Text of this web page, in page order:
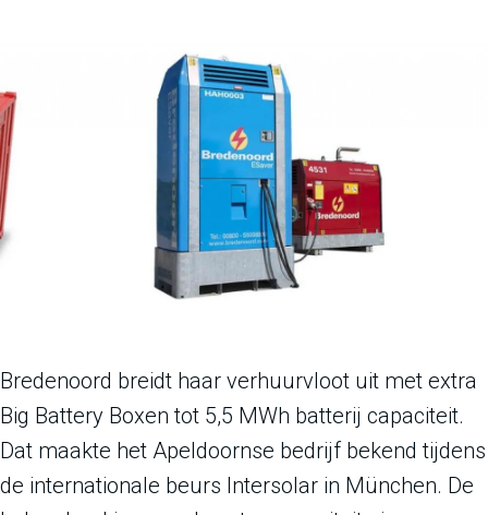
Bredenoord breidt haar verhuurvloot uit met extra
Big Battery Boxen tot 5,5 MWh batterij capaciteit.
Dat maakte het Apeldoornse bedrijf bekend tijdens
de internationale beurs Intersolar in München. De